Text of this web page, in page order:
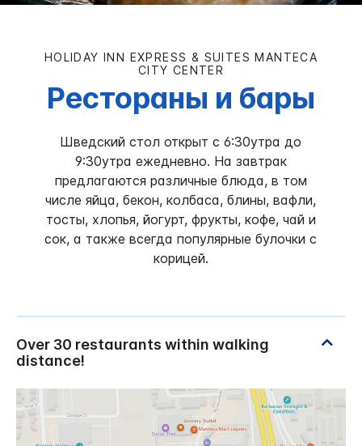
HOLIDAY INN EXPRESS & SUITES MANTECA
CITY CENTER
Рестораны и бары
Шведский стол открыт с 6:30утра до
9:30утра ежедневно. На завтрак
предлагаются различные блюда, в том
числе яйца, бекон, колбаса, блины, вафли,
тосты, хлопья, йогурт, фрукты, кофе, чай и
сок, а также всегда популярные булочки с
корицей.